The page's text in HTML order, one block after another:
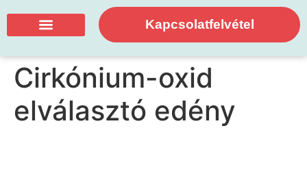
Kapcsolatfelvétel
Cirkónium-oxid
elválasztó edény